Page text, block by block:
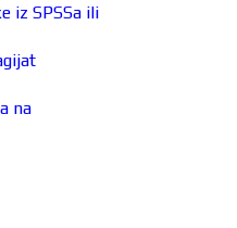
iz SPSSa ili
na